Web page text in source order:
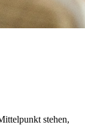
stehen,